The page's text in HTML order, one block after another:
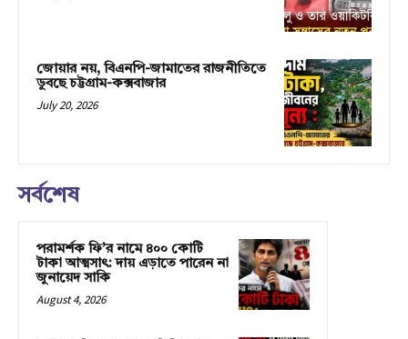
জোয়ার নয়, বিএনপি-জামাতের রাজনীতিতে
ডুবছে চট্টগ্রাম-কক্সবাজার
July 20, 2026
সর্বশেষ
পরামর্শক ফি’র নামে ৪০০ কোটি
টাকা আত্মসাৎ: দায় এড়াতে পারেন না
জুনায়েদ সাকি
August 4, 2026